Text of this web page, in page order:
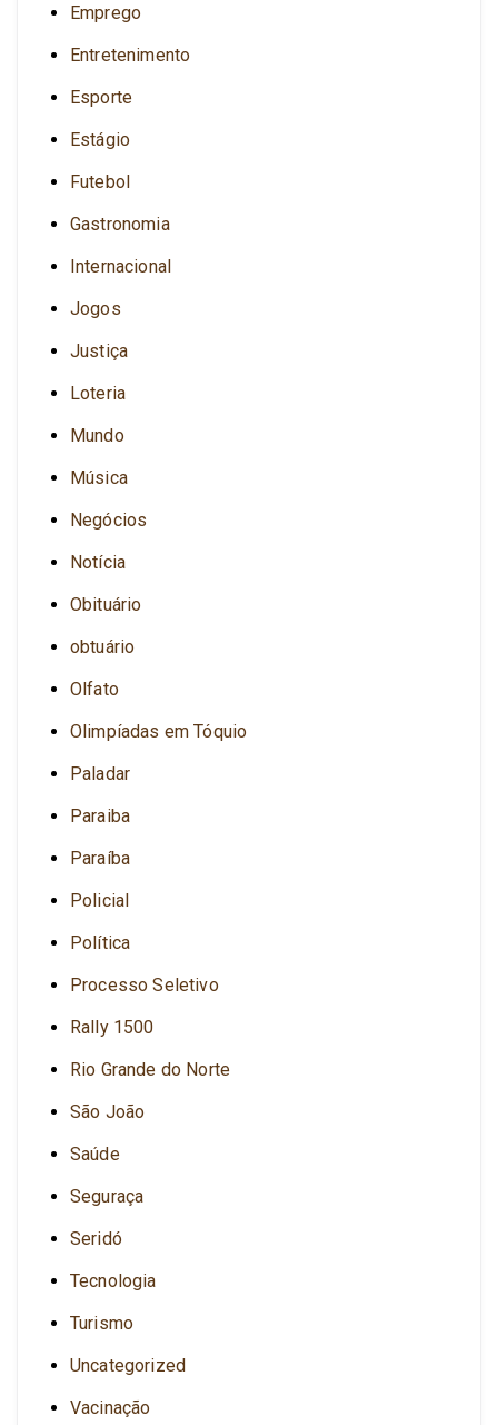
Emprego
Entretenimento
Esporte
Estágio
Futebol
Gastronomia
Internacional
Jogos
Justiça
Loteria
Mundo
Música
Negócios
Notícia
Obituário
obtuário
Olfato
Olimpíadas em Tóquio
Paladar
Paraiba
Paraíba
Policial
Política
Processo Seletivo
Rally 1500
Rio Grande do Norte
São João
Saúde
Seguraça
Seridó
Tecnologia
Turismo
Uncategorized
Vacinação